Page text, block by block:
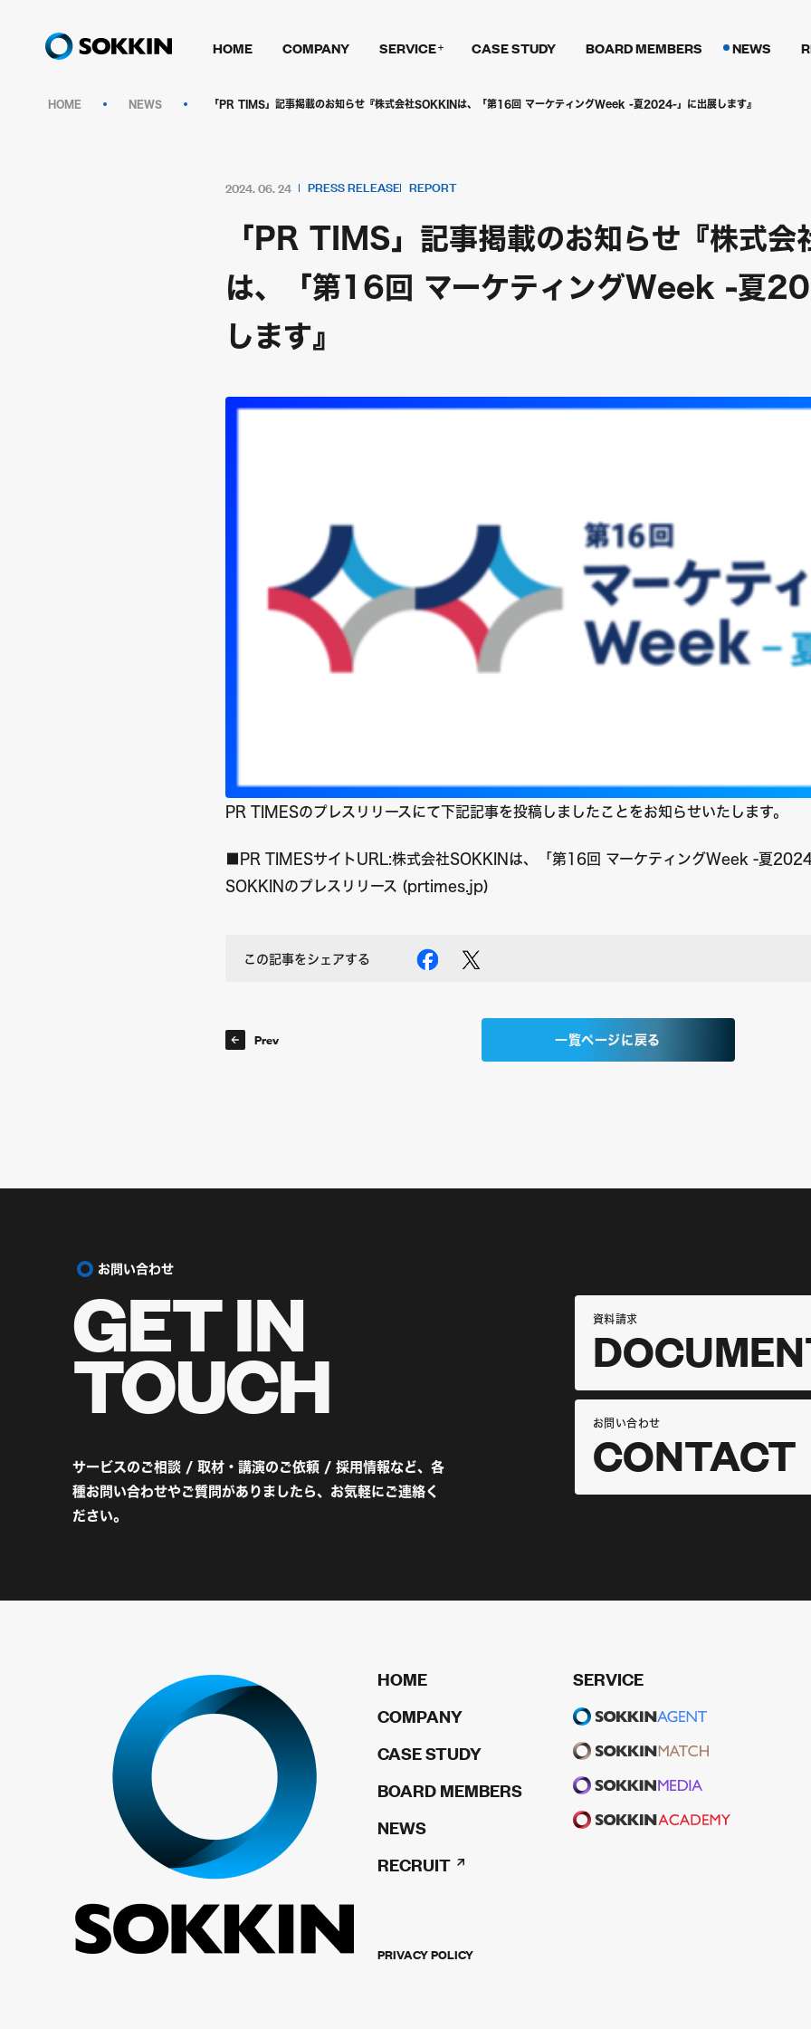
HOME COMPANY SERVICE CASE STUDY BOARD MEMBERS NEWS
HOME NEWS 「PR TIMS」記事掲載のお知らせ『株式会社SOKKINは、「第16回 マーケティングWeek -夏2024-」に出展します』
2024. 06. 24 PRESS RELEASE REPORT
「PR TIMS」記事掲載のお知らせ『株式
は、「第16回 マーケティングWeek -夏
します』
PR TIMESのプレスリリースにて下記記事を投稿しましたことをお知らせいたします。
■PR TIMESサイトURL:株式会社SOKKINは、「第16回 マーケティングWeek -夏
SOKKINのプレスリリース (prtimes.jp)
この記事をシェアする
Prev 一覧ページに戻る
お問い合わせ
GET IN
TOUCH
サービスのご相談 / 取材・講演のご依頼 / 採用情報など、各
種お問い合わせやご質問がありましたら、お気軽にご連絡く
ださい。
資料請求
お問い合わせ
CONTACT
HOME
COMPANY
SERVICE
CASE STUDY
BOARD MEMBERS
NEWS
RECRUIT
PRIVACY POLICY